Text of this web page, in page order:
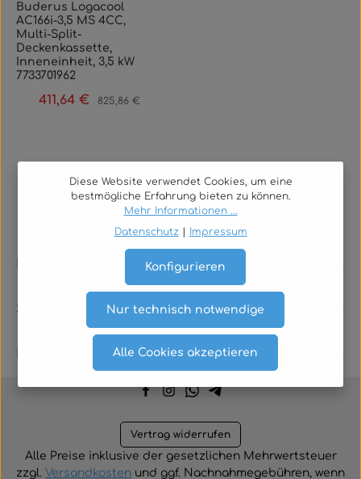
Buderus Logacool
AC166i-3,5 MS 4CC,
Multi-Split-
Deckenkassette,
Inneneinheit, 3,5 kW
7733701962
Verkaufspreis:
411,64 € Regulärer Preis:
825,86 €
Service
Vertrag widerrufen
Alle Preise inklusive der gesetzlichen Mehrwertsteuer
zzgl. Versandkosten und ggf. Nachnahmegebühren, wenn
Diese Website verwendet Cookies, um eine
bestmögliche Erfahrung bieten zu können.
Mehr Informationen ...
Datenschutz
Impressum
Nur technisch notwendige
Konfigurieren
Alle Cookies akzeptieren